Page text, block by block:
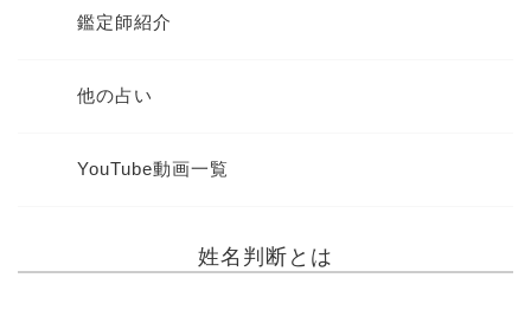
鑑定師紹介
他の占い
YouTube動画一覧
姓名判断とは